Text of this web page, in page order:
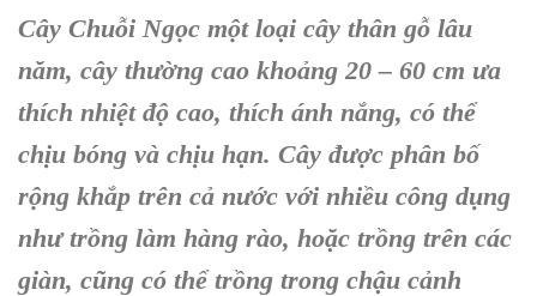
Cây Chuỗi Ngọc một loại cây thân gỗ lâu
năm, cây thường cao khoảng 20 – 60 cm ưa
thích nhiệt độ cao, thích ánh nắng, có thể
chịu bóng và chịu hạn. Cây được phân bố
rộng khắp trên cả nước với nhiều công dụng
như trồng làm hàng rào, hoặc trồng trên các
giàn, cũng có thể trồng trong chậu cảnh